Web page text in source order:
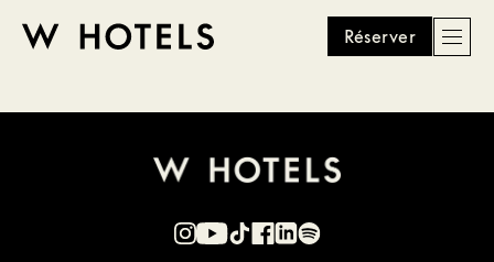
to
HOTELS
Réserver